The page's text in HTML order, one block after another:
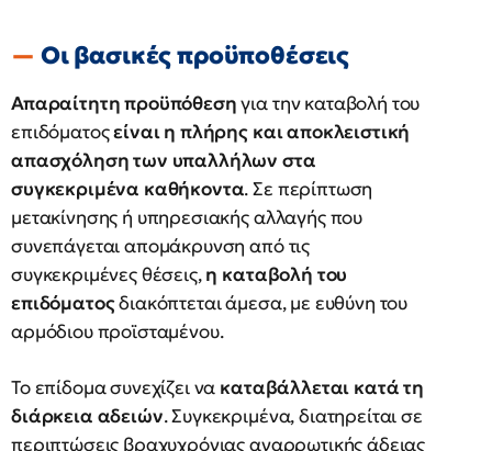
Οι βασικές προϋποθέσεις
Απαραίτητη προϋπόθεσηγια την καταβολή του
επιδόματοςείναι η πλήρης και αποκλειστική
απασχόληση των υπαλλήλων στα
συγκεκριμένα καθήκοντα. Σε περίπτωση
μετακίνησης ή υπηρεσιακής αλλαγής που
συνεπάγεται απομάκρυνση από τις
συγκεκριμένες θέσεις,η καταβολή του
επιδόματοςδιακόπτεται άμεσα, με ευθύνη του
αρμόδιου προϊσταμένου.
Το επίδομα συνεχίζει να καταβάλλεται κατά τη
διάρκεια αδειών. Συγκεκριμένα, διατηρείται σε
περιπτώσεις βραχυχρόνιας αναρρωτικής άδειας